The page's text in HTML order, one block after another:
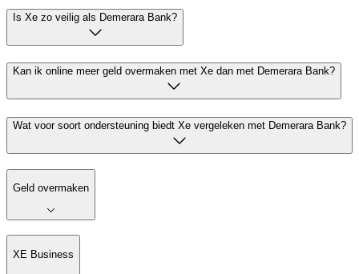
Is Xe zo veilig als Demerara Bank?
Kan ik online meer geld overmaken met Xe dan met Demerara Bank?
Wat voor soort ondersteuning biedt Xe vergeleken met Demerara Bank?
Geld overmaken
XE Business